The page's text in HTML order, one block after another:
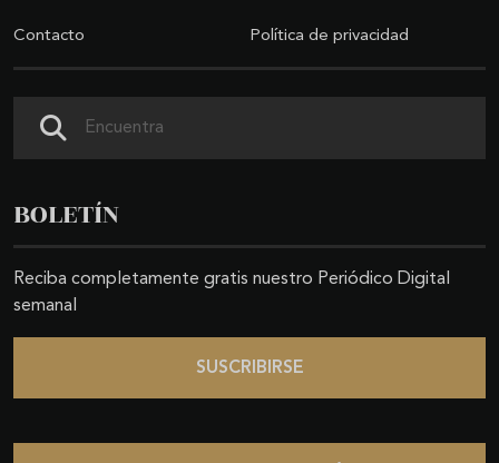
Contacto Política de privacidad
BOLETÍN
Reciba completamente gratis nuestro Periódico Digital
semanal
SUSCRIBIRSE